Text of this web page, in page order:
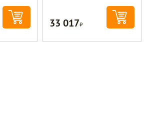
33 017Р